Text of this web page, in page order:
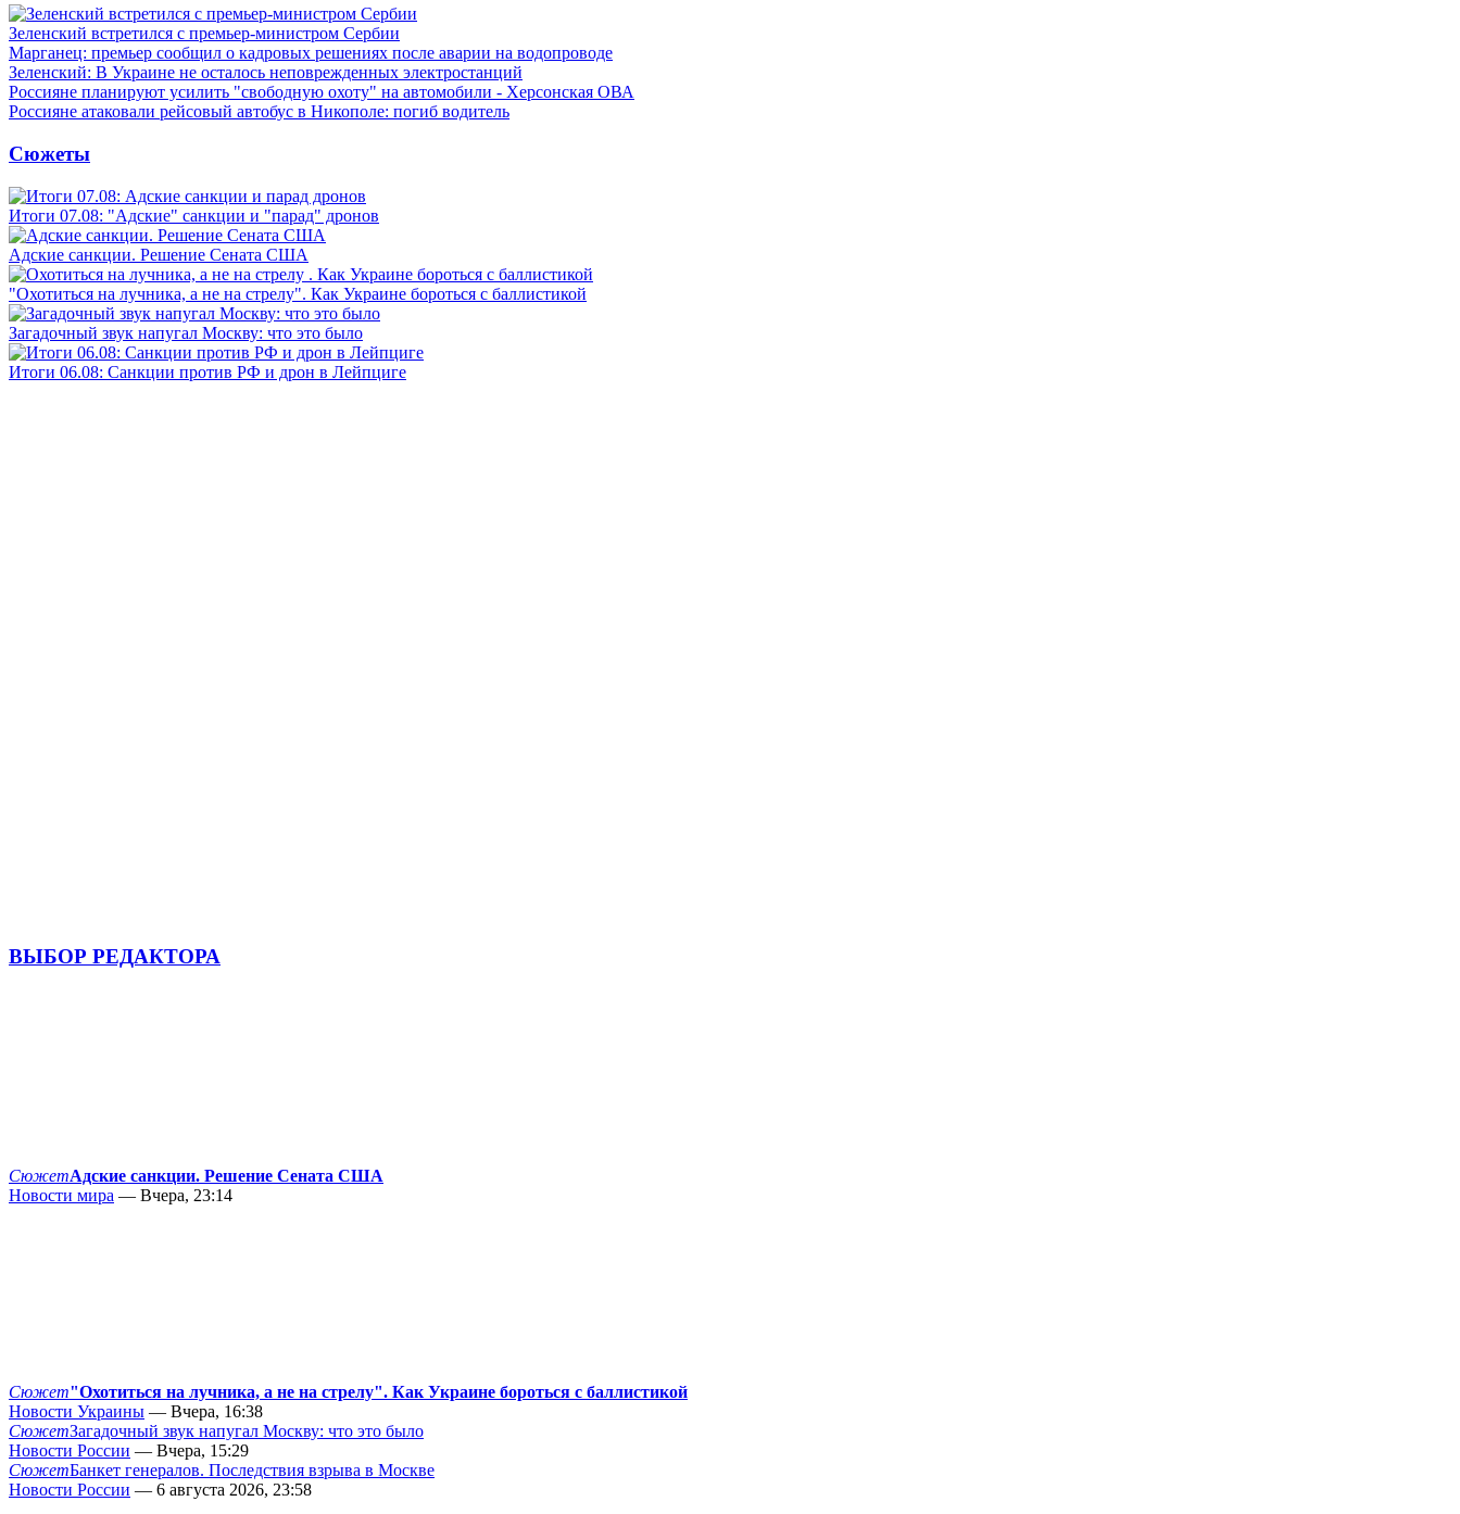
Зеленский встретился с премьер-министром Сербии
Марганец: премьер сообщил о кадровых решениях после аварии на водопроводе
Зеленский: В Украине не осталось неповрежденных электростанций
Россияне планируют усилить "свободную охоту" на автомобили - Херсонская ОВА
Россияне атаковали рейсовый автобус в Никополе: погиб водитель
Сюжеты
Итоги 07.08: "Адские" санкции и "парад" дронов
Адские санкции. Решение Сената США
"Охотиться на лучника, а не на стрелу". Как Украине бороться с баллистикой
Загадочный звук напугал Москву: что это было
Итоги 06.08: Санкции против РФ и дрон в Лейпциге
ВЫБОР РЕДАКТОРА
СюжетАдские санкции. Решение Сената США
Новости мира — Вчера, 23:14
Сюжет"Охотиться на лучника, а не на стрелу". Как Украине бороться с баллистикой
Новости Украины — Вчера, 16:38
СюжетЗагадочный звук напугал Москву: что это было
Новости России — Вчера, 15:29
СюжетБанкет генералов. Последствия взрыва в Москве
Новости России — 6 августа 2026, 23:58